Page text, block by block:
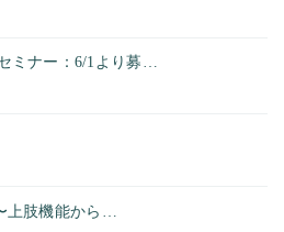
ミナー：6/1より募…
上肢機能から…